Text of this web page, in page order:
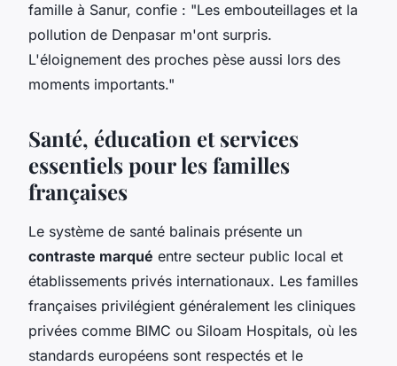
famille à Sanur, confie : "Les embouteillages et la
pollution de Denpasar m'ont surpris.
L'éloignement des proches pèse aussi lors des
moments importants."
Santé, éducation et services
essentiels pour les familles
françaises
Le système de santé balinais présente un
contraste marqué entre secteur public local et
établissements privés internationaux. Les familles
françaises privilégient généralement les cliniques
privées comme BIMC ou Siloam Hospitals, où les
standards européens sont respectés et le